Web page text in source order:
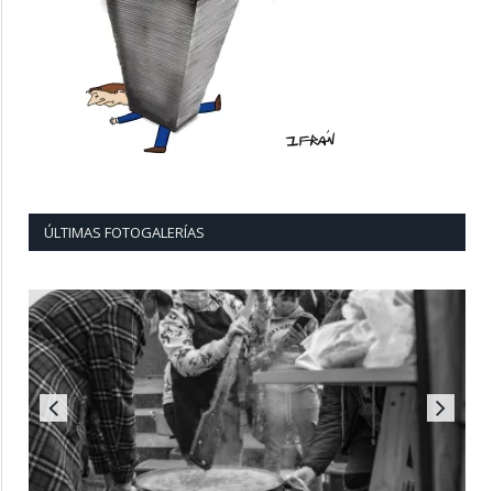
ÚLTIMAS FOTOGALERÍAS